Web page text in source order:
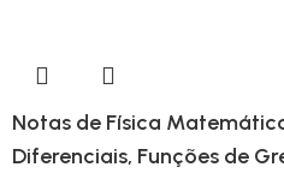
Notas de Física
Diferenciais, Funções de